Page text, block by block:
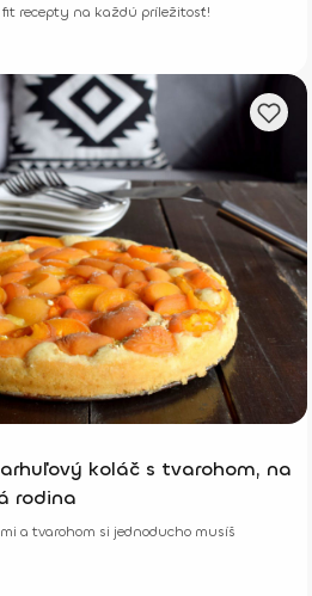
recepty na každú príležitosť!
koláč s tvarohom, na
rodina
a tvarohom si jednoducho musíš